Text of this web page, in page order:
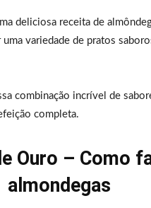
deliciosa receita de
uma variedade de pratos
combinação incrível de
completa.
Ouro – Como
almondegas